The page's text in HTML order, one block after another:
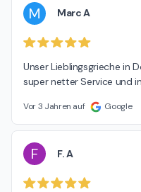
M Marc A
Unser Lieblingsgrieche in
super netter Service und
Vor 3 Jahren auf Google
F F. A